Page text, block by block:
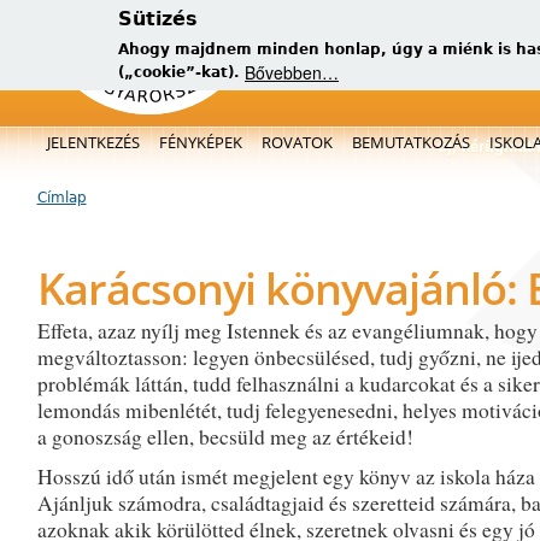
Sütizés
Ahogy majdnem minden honlap, úgy a miénk is
(„cookie”-kat). Bővebben…
új,
Főmenü
JELENTKEZÉS FÉNYKÉPEK ROVATOK BEMUTATKOZÁS
Jelenlegi hely
Címlap
Karácsonyi könyvajánló:
Effeta, azaz nyílj meg Istennek és az evangéliumnak, hogy
megváltoztasson: legyen önbecsülésed, tudj győzni, ne
problémák láttán, tudd felhasználni a kudarcokat és a
lemondás mibenlétét, tudj felegyenesedni, helyes
a gonoszság ellen, becsüld meg az értékeid!
Hosszú idő után ismét megjelent egy könyv az iskola háza
Ajánljuk számodra, családtagjaid és szeretteid számára,
azoknak akik körülötted élnek, szeretnek olvasni és egy jó